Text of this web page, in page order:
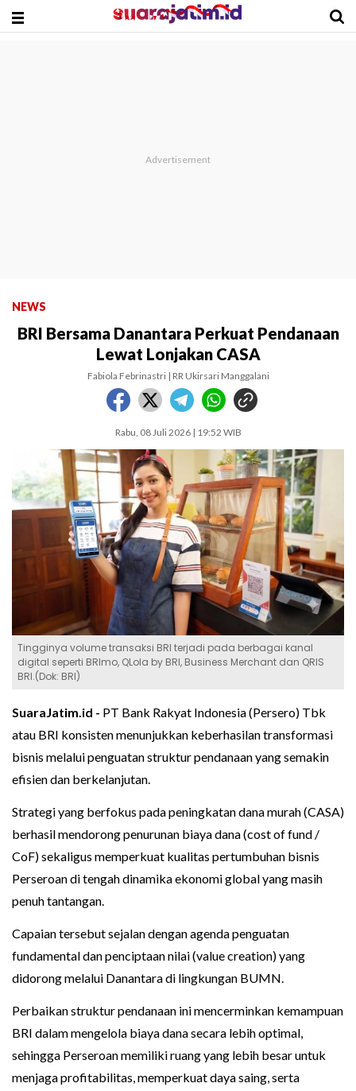
NEWS
BRI Bersama Danantara Perkuat Pendanaan
Lewat Lonjakan CASA
Fabiola Febrinastri | RR Ukirsari Manggalani
Rabu, 08 Juli 2026 | 19:52 WIB
Tingginya volume transaksi BRI terjadi pada berbagai kanal
digital seperti BRImo, QLola by BRI, Business Merchant dan QRIS
BRI.(Dok: BRI)
SuaraJatim.id - PT Bank Rakyat Indonesia (Persero) Tbk
atau BRI konsisten menunjukkan keberhasilan transformasi
bisnis melalui penguatan struktur pendanaan yang semakin
efisien dan berkelanjutan.
Strategi yang berfokus pada peningkatan dana murah (CASA)
berhasil mendorong penurunan biaya dana (cost of fund /
CoF) sekaligus memperkuat kualitas pertumbuhan bisnis
Perseroan di tengah dinamika ekonomi global yang masih
penuh tantangan.
Capaian tersebut sejalan dengan agenda penguatan
fundamental dan penciptaan nilai (value creation) yang
didorong melalui Danantara di lingkungan BUMN.
Perbaikan struktur pendanaan ini mencerminkan kemampuan
BRI dalam mengelola biaya dana secara lebih optimal,
sehingga Perseroan memiliki ruang yang lebih besar untuk
menjaga profitabilitas, memperkuat daya saing, serta